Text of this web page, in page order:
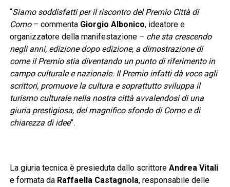
“Siamo soddisfatti per il riscontro del Premio Città di
Como – commenta Giorgio Albonico, ideatore e
organizzatore della manifestazione – che sta crescendo
negli anni, edizione dopo edizione, a dimostrazione di
come il Premio stia diventando un punto di riferimento in
campo culturale e nazionale. Il Premio infatti dà voce agli
scrittori, promuove la cultura e soprattutto sviluppa il
turismo culturale nella nostra città avvalendosi di una
giuria prestigiosa, del magnifico sfondo di Como e di
chiarezza di idee”.
La giuria tecnica è presieduta dallo scrittore Andrea Vitali
e formata da Raffaella Castagnola, responsabile delle